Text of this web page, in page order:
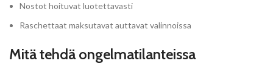
Nostot hoituvat luotettavasti
Raschettaat maksutavat auttavat valinnoissa
Mitä tehdä ongelmatilanteissa